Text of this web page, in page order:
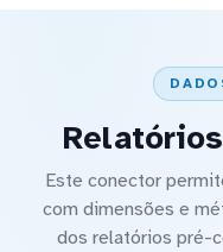
Este conector
com dimensões e
dos relatórios pré-